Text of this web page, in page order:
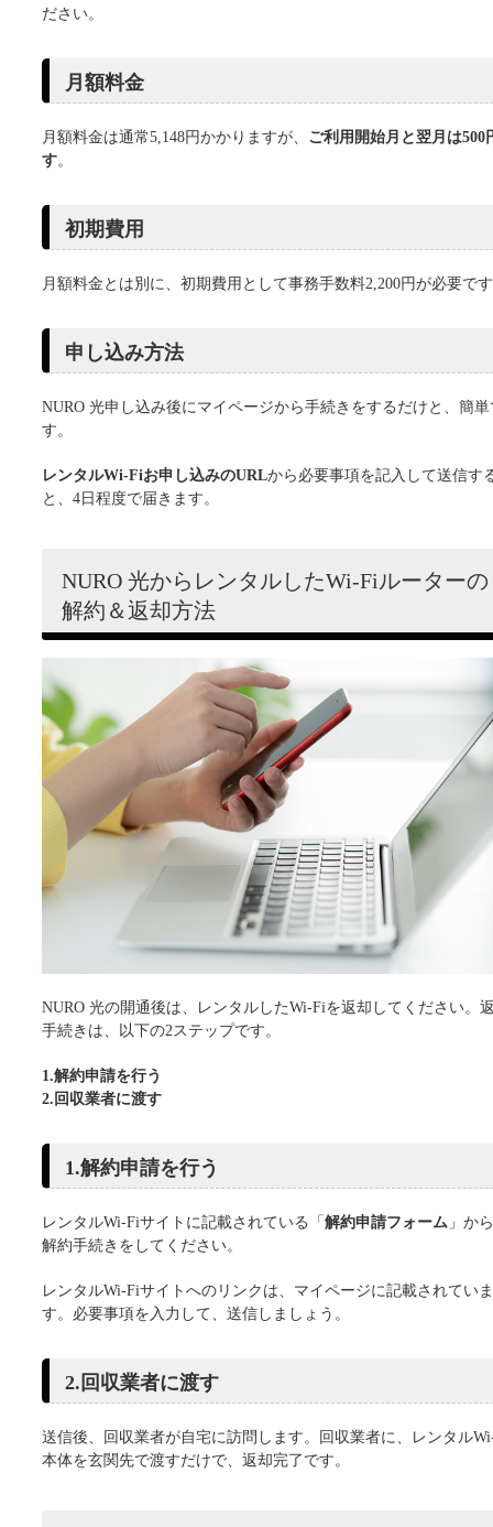
ださい。
月額料金
月額料金は通常5,148円かかりますが、 ご利用開始月と翌月は500
す。
初期費用
月額料金とは別に、初期費用として事務手数料2,200円が必要で
申し込み方法
NURO 光申し込み後にマイページから手続きをするだけと、簡単
す。
レンタルWi-Fiお申し込みのURLから必要事項を記入して送信す
と、4日程度で届きます。
NURO 光からレンタルしたWi-Fiルーターの
解約＆返却方法
NURO 光の開通後は、レンタルしたWi-Fiを返却してください。
手続きは、以下の2ステップです。
1.解約申請を行う
2.回収業者に渡す
1.解約申請を行う
レンタルWi-Fiサイトに記載されている「 解約申請フォーム 」か
解約手続きをしてください。
レンタルWi-Fiサイトへのリンクは、マイページに記載されていま
す。必要事項を入力して、送信しましょう。
2.回収業者に渡す
送信後、回収業者が自宅に訪問します。回収業者に、レンタル
本体を玄関先で渡すだけで、返却完了です。